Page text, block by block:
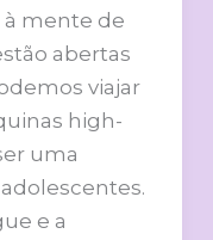
mente de
abertas
viajar
high-
uma
e a